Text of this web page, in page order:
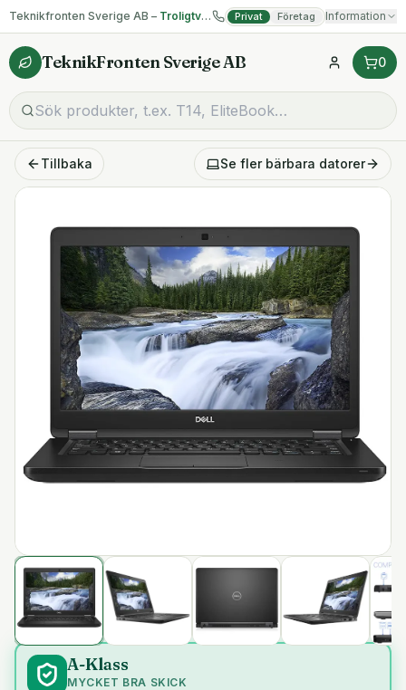
Teknikfronten Sverige AB – Troligtvis billigast på begagnad IT! Privat Företag Information
TeknikFronten Sverige AB 0
Tillbaka Se fler bärbara datorer
A-Klass
MYCKET BRA SKICK